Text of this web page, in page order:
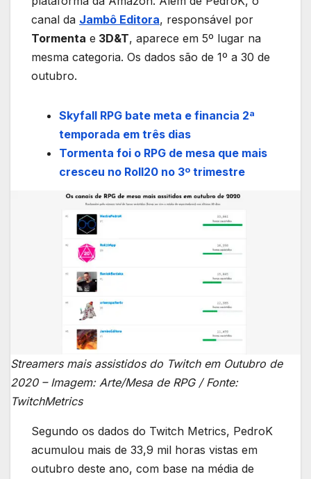
canal da Jambô Editora, responsável por
Tormenta e 3D&T, aparece em 5º lugar na
mesma categoria. Os dados são de 1º a 30 de
outubro.
Skyfall RPG bate meta e financia 2ª
temporada em três dias
Tormenta foi o RPG de mesa que mais
cresceu no Roll20 no 3º trimestre
Streamers mais assistidos do Twitch em Outubro de
2020 – Imagem: Arte/Mesa de RPG / Fonte:
TwitchMetrics
Segundo os dados do Twitch Metrics, PedroK
acumulou mais de 33,9 mil horas vistas em
outubro deste ano, com base na média de